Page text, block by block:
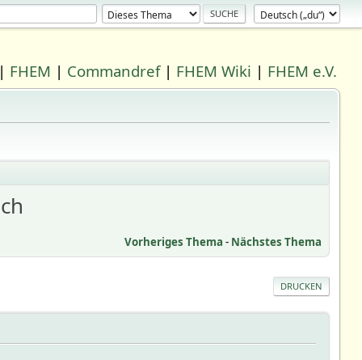
FHEM | Commandref| FHEM Wiki | FHEM e.V.
Vorheriges Thema - Nächstes Thema
DRUCKEN